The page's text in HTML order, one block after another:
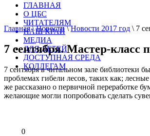
ГЛАВНАЯ
О ЦБС
ЧИТАТЕЛЯМ
НАШ КРАЙ
МЕДИА
ДЛЯ ДЕТЕЙ
ДОСТУПНАЯ СРЕДА
КОЛЛЕГАМ
Главная\Новости\Новости 2017 год \ 7
7 сентября. Мастер-класс
7 сентября в читальном зале библиотеки
проблемах гибели лесов, таких как;
же рассказано о первичной переработке
желающие могли попробовать сделать
0